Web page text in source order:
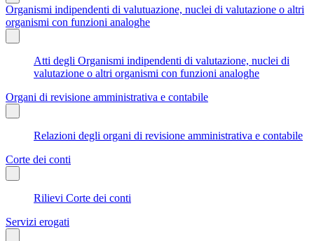
Organismi indipendenti di valutuazione, nuclei di valutazione o altri
organismi con funzioni analoghe
Atti degli Organismi indipendenti di valutazione, nuclei di
valutazione o altri organismi con funzioni analoghe
Organi di revisione amministrativa e contabile
Relazioni degli organi di revisione amministrativa e contabile
Corte dei conti
Rilievi Corte dei conti
Servizi erogati